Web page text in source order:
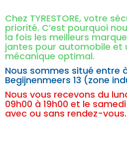
Chez TYRESTORE, votre
priorité. C’est pourquoi
la fois les meilleurs
jantes pour automobile et
mécanique optimal.
Nous sommes situé entre
Begijnenmeers 13 (zone
Nous vous recevons du
09h00 à 19h00 et le
avec ou sans rendez-vous.